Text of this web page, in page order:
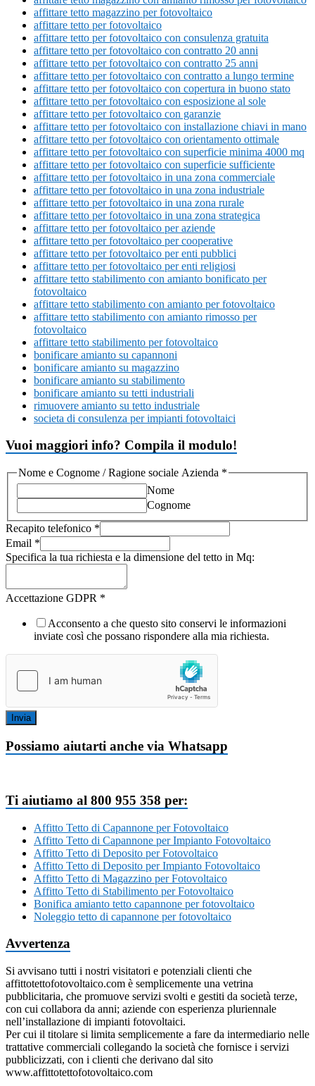
affittare tetto magazzino per fotovoltaico
affittare tetto per fotovoltaico
affittare tetto per fotovoltaico con consulenza gratuita
affittare tetto per fotovoltaico con contratto 20 anni
affittare tetto per fotovoltaico con contratto 25 anni
affittare tetto per fotovoltaico con contratto a lungo termine
affittare tetto per fotovoltaico con copertura in buono stato
affittare tetto per fotovoltaico con esposizione al sole
affittare tetto per fotovoltaico con garanzie
affittare tetto per fotovoltaico con installazione chiavi in mano
affittare tetto per fotovoltaico con orientamento ottimale
affittare tetto per fotovoltaico con superficie minima 4000 mq
affittare tetto per fotovoltaico con superficie sufficiente
affittare tetto per fotovoltaico in una zona commerciale
affittare tetto per fotovoltaico in una zona industriale
affittare tetto per fotovoltaico in una zona rurale
affittare tetto per fotovoltaico in una zona strategica
affittare tetto per fotovoltaico per aziende
affittare tetto per fotovoltaico per cooperative
affittare tetto per fotovoltaico per enti pubblici
affittare tetto per fotovoltaico per enti religiosi
affittare tetto stabilimento con amianto bonificato per
fotovoltaico
affittare tetto stabilimento con amianto per fotovoltaico
affittare tetto stabilimento con amianto rimosso per
fotovoltaico
affittare tetto stabilimento per fotovoltaico
bonificare amianto su capannoni
bonificare amianto su magazzino
bonificare amianto su stabilimento
bonificare amianto su tetti industriali
rimuovere amianto su tetto industriale
societa di consulenza per impianti fotovoltaici
Vuoi maggiori info? Compila il modulo!
Nome e Cognome / Ragione sociale Azienda *
Nome
Cognome
Recapito telefonico *
Email *
Specifica la tua richiesta e la dimensione del tetto in Mq:
Accettazione GDPR *
Acconsento a che questo sito conservi le informazioni
inviate così che possano rispondere alla mia richiesta.
Invia
Possiamo aiutarti anche via Whatsapp
Ti aiutiamo al 800 955 358 per:
Affitto Tetto di Capannone per Fotovoltaico
Affitto Tetto di Capannone per Impianto Fotovoltaico
Affitto Tetto di Deposito per Fotovoltaico
Affitto Tetto di Deposito per Impianto Fotovoltaico
Affitto Tetto di Magazzino per Fotovoltaico
Affitto Tetto di Stabilimento per Fotovoltaico
Bonifica amianto tetto capannone per fotovoltaico
Noleggio tetto di capannone per fotovoltaico
Avvertenza
Si avvisano tutti i nostri visitatori e potenziali clienti che
affittotettofotovoltaico.com è semplicemente una vetrina
pubblicitaria, che promuove servizi svolti e gestiti da società terze,
con cui collabora da anni; aziende con esperienza pluriennale
nell’installazione di impianti fotovoltaici.
Per cui il titolare si limita semplicemente a fare da intermediario nelle
trattative commerciali collegando la società che fornisce i servizi
pubblicizzati, con i clienti che derivano dal sito
www.affittotettofotovoltaico.com